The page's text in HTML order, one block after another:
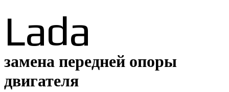
Lada
замена передней опоры
двигателя